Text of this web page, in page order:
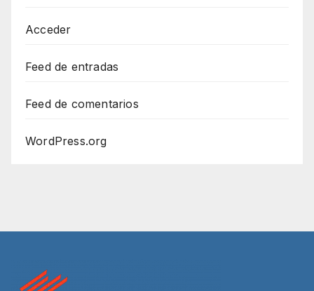
Acceder
Feed de entradas
Feed de comentarios
WordPress.org